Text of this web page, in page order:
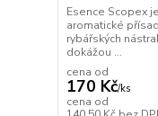
Esence Scopex
aromatické
rybářských
dokážou ...
cena od
170 Kč/ks
cena od